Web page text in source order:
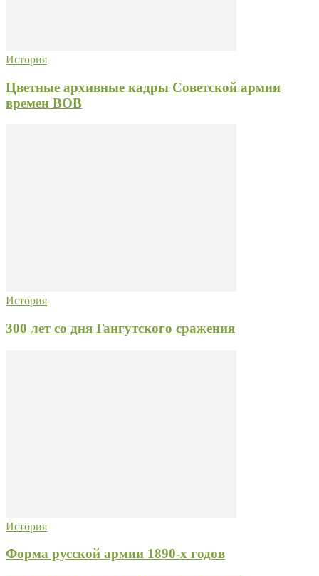
История
Цветные архивные кадры Советской армии
времен ВОВ
История
300 лет со дня Гангутского сражения
История
Форма русской армии 1890-х годов